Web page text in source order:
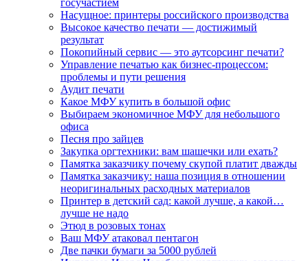
госучастием
Насущное: принтеры российского производства
Высокое качество печати — достижимый
результат
Покопийный сервис — это аутсорсинг печати?
Управление печатью как бизнес-процессом:
проблемы и пути решения
Аудит печати
Какое МФУ купить в большой офис
Выбираем экономичное МФУ для небольшого
офиса
Песня про зайцев
Закупка оргтехники: вам шашечки или ехать?
Памятка заказчику почему скупой платит дважды
Памятка заказчику: наша позиция в отношении
неоригинальных расходных материалов
Принтер в детский сад: какой лучше, а какой…
лучше не надо
Этюд в розовых тонах
Ваш МФУ атаковал пентагон
Две пачки бумаги за 5000 рублей